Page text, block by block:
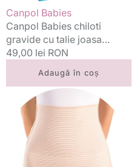
buc
S/M
Vânzător:
Canpol Babies
Canpol Babies chiloti
gravide cu talie joasa
MumFIT 2 buc S/M
Preț
49,00 lei RON
Adaugă în coș
Ono
centura
postnatala
Profil
Expert